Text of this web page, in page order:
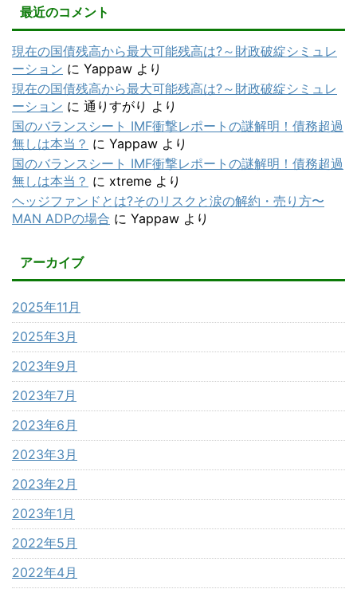
最近のコメント
現在の国債残高から最大可能残高は?～財政破綻シミュレ
ーション に Yappaw より
現在の国債残高から最大可能残高は?～財政破綻シミュレ
ーション に 通りすがり より
国のバランスシート IMF衝撃レポートの謎解明！債務超過
無しは本当？ に Yappaw より
国のバランスシート IMF衝撃レポートの謎解明！債務超過
無しは本当？ に xtreme より
ヘッジファンドとは?そのリスクと涙の解約・売り方〜
MAN ADPの場合 に Yappaw より
アーカイブ
2025年11月
2025年3月
2023年9月
2023年7月
2023年6月
2023年3月
2023年2月
2023年1月
2022年5月
2022年4月